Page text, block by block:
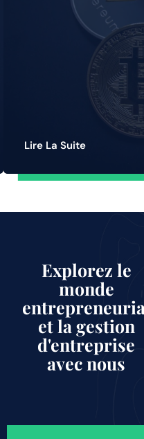
Lire La Suite
Explorez le
monde
et la gestion
d'entreprise
avec nous